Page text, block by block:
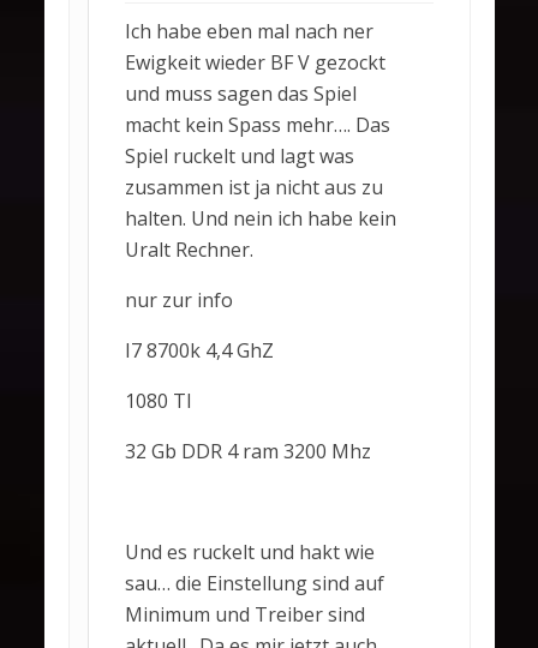
Ich habe eben mal nach ner
Ewigkeit wieder BF V gezockt
und muss sagen das Spiel
macht kein Spass mehr…. Das
Spiel ruckelt und lagt was
zusammen ist ja nicht aus zu
halten. Und nein ich habe kein
Uralt Rechner.
nur zur info
I7 8700k 4,4 GhZ
1080 TI
32 Gb DDR 4 ram 3200 Mhz
Und es ruckelt und hakt wie
sau… die Einstellung sind auf
Minimum und Treiber sind